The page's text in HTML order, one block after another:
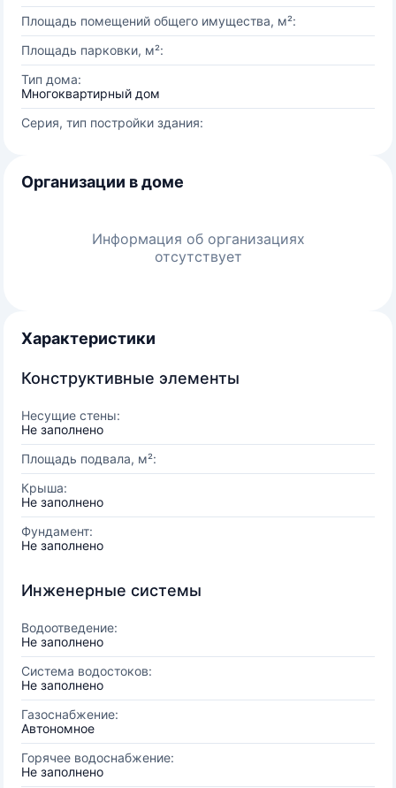
Площадь помещений общего имущества, м²:
Площадь парковки, м²:
Тип дома:
Многоквартирный дом
Серия, тип постройки здания:
Организации в доме
Информация об организациях
отсутствует
Характеристики
Конструктивные элементы
Несущие стены:
Не заполнено
Площадь подвала, м²:
Крыша:
Не заполнено
Фундамент:
Не заполнено
Инженерные системы
Водоотведение:
Не заполнено
Система водостоков:
Не заполнено
Газоснабжение:
Автономное
Горячее водоснабжение:
Не заполнено